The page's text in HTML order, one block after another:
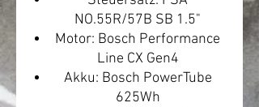
NO.55R/57B SB 1.5"
Motor: Bosch Performance
Line CX Gen4
Akku: Bosch PowerTube
625Wh